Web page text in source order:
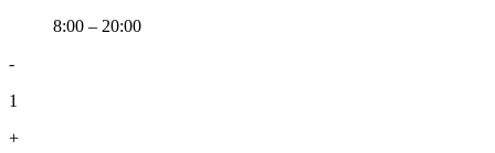
8:00 – 20:00
-
1
+